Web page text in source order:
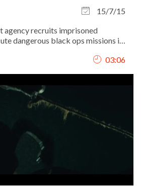
15/7/15
agency recruits imprisoned
dangerous black ops missions in
03:06